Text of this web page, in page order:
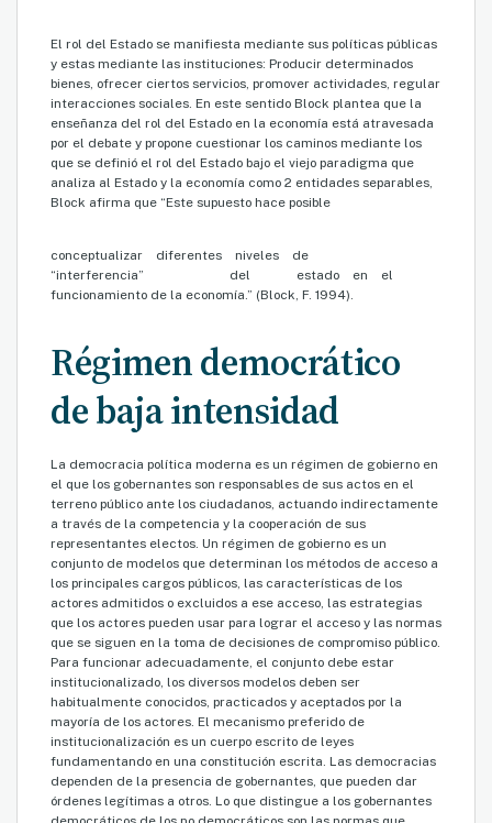
El rol del Estado se manifiesta mediante sus políticas públicas
y estas mediante las instituciones: Producir determinados
bienes, ofrecer ciertos servicios, promover actividades, regular
interacciones sociales. En este sentido Block plantea que la
enseñanza del rol del Estado en la economía está atravesada
por el debate y propone cuestionar los caminos mediante los
que se definió el rol del Estado bajo el viejo paradigma que
analiza al Estado y la economía como 2 entidades separables,
Block afirma que “Este supuesto hace posible
conceptualizar diferentes niveles de
“interferencia” del estado en el
funcionamiento de la economía.” (Block, F. 1994).
Régimen democrático
de baja intensidad
La democracia política moderna es un régimen de gobierno en
el que los gobernantes son responsables de sus actos en el
terreno público ante los ciudadanos, actuando indirectamente
a través de la competencia y la cooperación de sus
representantes electos. Un régimen de gobierno es un
conjunto de modelos que determinan los métodos de acceso a
los principales cargos públicos, las características de los
actores admitidos o excluidos a ese acceso, las estrategias
que los actores pueden usar para lograr el acceso y las normas
que se siguen en la toma de decisiones de compromiso público.
Para funcionar adecuadamente, el conjunto debe estar
institucionalizado, los diversos modelos deben ser
habitualmente conocidos, practicados y aceptados por la
mayoría de los actores. El mecanismo preferido de
institucionalización es un cuerpo escrito de leyes
fundamentando en una constitución escrita. Las democracias
dependen de la presencia de gobernantes, que pueden dar
órdenes legítimas a otros. Lo que distingue a los gobernantes